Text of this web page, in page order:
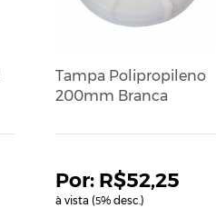
Tampa Polipropileno
200mm Branca
R$52,25
à vista (5% desc.)